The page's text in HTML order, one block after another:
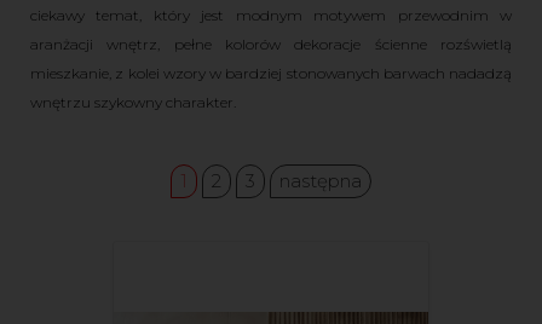
ciekawy temat, który jest modnym motywem przewodnim w
aranżacji wnętrz, pełne kolorów dekoracje ścienne rozświetlą
mieszkanie, z kolei wzory w bardziej stonowanych barwach nadadzą
wnętrzu szykowny charakter.
1 2 3 następna